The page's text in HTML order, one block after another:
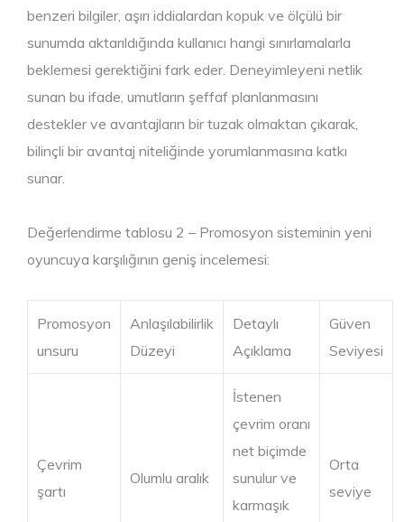
benzeri bilgiler, aşırı iddialardan kopuk ve ölçülü bir
sunumda aktarıldığında kullanıcı hangi sınırlamalarla
beklemesi gerektiğini fark eder. Deneyimleyeni netlik
sunan bu ifade, umutların şeffaf planlanmasını
destekler ve avantajların bir tuzak olmaktan çıkarak,
bilinçli bir avantaj niteliğinde yorumlanmasına katkı
sunar.
Değerlendirme tablosu 2 – Promosyon sisteminin yeni
oyuncuya karşılığının geniş incelemesi:
Promosyon
unsuru
Anlaşılabilirlik
Düzeyi
Detaylı
Açıklama
Güven
Seviyesi
Çevrim
şartı
Olumlu aralık
İstenen
çevrim oranı
net biçimde
sunulur ve
karmaşık
Orta
seviye